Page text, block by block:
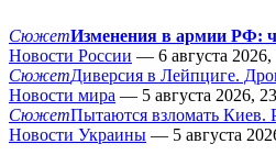
СюжетИзменения в армии РФ:
Новости России — 6 августа 2026,
СюжетДиверсия в Лейпциге.
Новости мира — 5 августа 2026,
СюжетПытаются взломать Киев.
Новости Украины — 5 августа